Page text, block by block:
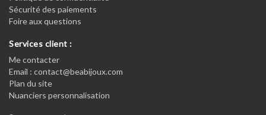
Sécurité des paiements
Foire aux questions
Services client :
Me contacter
Email : contact@beabijoux.com
Plan du site
Nuanciers personnalisation